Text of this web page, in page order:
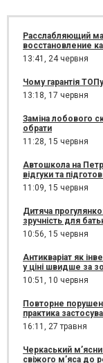
Расслабляющий
восстановление
13:41, 24 червня
Чому гарантія
13:18, 17 червня
Заміна лобового
обрати
11:28, 15 червня
Автошкола на
відгуки та
11:09, 15 червня
Дитяча
зручність для
10:56, 15 червня
Антикваріат як
у ціні швидше за
10:51, 10 червня
Повторне
практика
16:11, 27 травня
Черкаський
свіжого м’яса до